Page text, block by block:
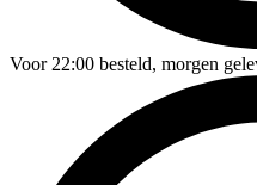
Voor22:00 besteld, morgen